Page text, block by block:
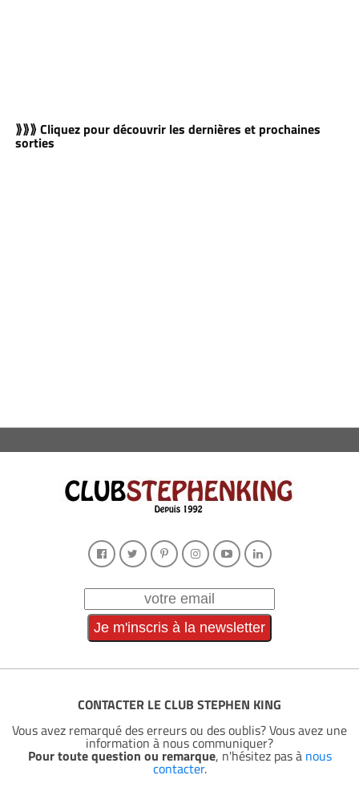
⟫⟫⟫ Cliquez pour découvrir les dernières et prochaines
sorties
CONTACTER LE CLUB STEPHEN KING
Vous avez remarqué des erreurs ou des oublis? Vous avez une
information à nous communiquer?
Pour toute question ou remarque, n'hésitez pas à nous
contacter.